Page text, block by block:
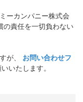
ーカンパニー株式会
の責任を一切負わない
が、
お問い合わせフ
いたします。